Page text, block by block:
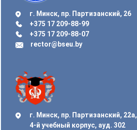
г. Минск, пр. Партизанский, 26
+375 17 209-88-99
+375 17 209-88-07
rector@bseu.by
г. Минск, пр. Партизанский, 22а,
4-й учебный корпус, ауд. 302